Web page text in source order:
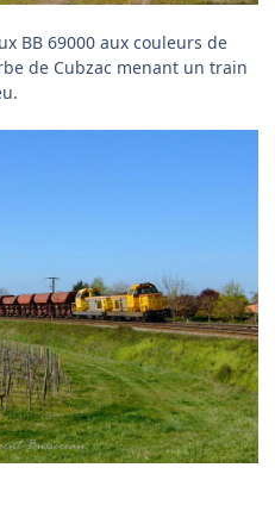
BB 69000 aux couleurs de
de Cubzac menant un train